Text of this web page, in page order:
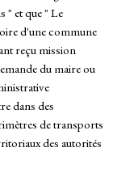
" et que " Le
d'une commune
reçu mission
du maire ou
dans des
de transports
des autorités